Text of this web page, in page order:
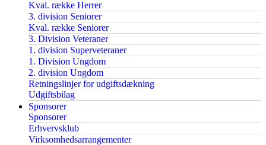
Kval. række Herrer
3. division Seniorer
Kval. række Seniorer
3. Division Veteraner
1. division Superveteraner
1. Division Ungdom
2. division Ungdom
Retningslinjer for udgiftsdækning
Udgiftsbilag
Sponsorer
Sponsorer
Erhvervsklub
Virksomhedsarrangementer